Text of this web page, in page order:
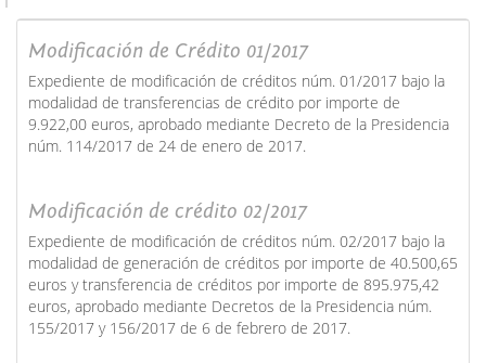
Modificación de Crédito 01/2017
Expediente de modificación de créditos núm. 01/2017 bajo la
modalidad de transferencias de crédito por importe de
9.922,00 euros, aprobado mediante Decreto de la Presidencia
núm. 114/2017 de 24 de enero de 2017.
Modificación de crédito 02/2017
Expediente de modificación de créditos núm. 02/2017 bajo la
modalidad de generación de créditos por importe de 40.500,65
euros y transferencia de créditos por importe de 895.975,42
euros, aprobado mediante Decretos de la Presidencia núm.
155/2017 y 156/2017 de 6 de febrero de 2017.